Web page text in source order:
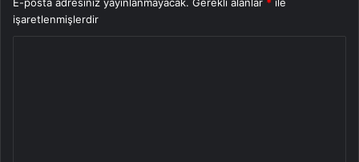
işaretlenmişlerdir